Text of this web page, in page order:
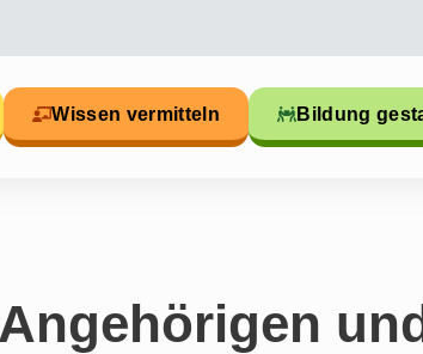
Wissen vermitteln Bildung